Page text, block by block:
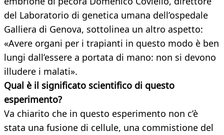
del Laboratorio di genetica umana dell’ospedale
Galliera di Genova, sottolinea un altro aspetto:
«Avere organi per i trapianti in questo modo è ben
lungi dall’essere a portata di mano: non si devono
illudere i malati».
Qual è il significato scientifico di questo
esperimento?
Va chiarito che in questo esperimento non c’è
stata una fusione di cellule, una commistione del